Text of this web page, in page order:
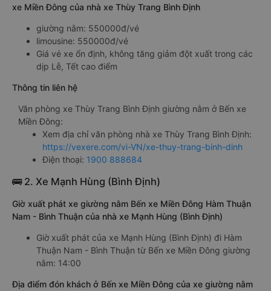
xe Miền Đông của nhà xe Thùy Trang Bình Định
giường nằm: 550000đ/vé
limousine: 550000đ/vé
Giá vé xe ổn định, không tăng giảm đột xuất trong các
dịp Lễ, Tết cao điểm
Thông tin liên hệ
Văn phòng xe Thùy Trang Bình Định giường nằm ở Bến xe
Miền Đông:
Xem địa chỉ văn phòng nhà xe Thùy Trang Bình Định:
https://vexere.com/vi-VN/xe-thuy-trang-binh-dinh
Điện thoại: 1900 888684
🚌 2. Xe Mạnh Hùng (Bình Định)
Giờ xuất phát xe giường nằm Bến xe Miền Đông Hàm Thuận
Nam - Bình Thuận của nhà xe Mạnh Hùng (Bình Định)
Giờ xuất phát của xe Mạnh Hùng (Bình Định) đi Hàm
Thuận Nam - Bình Thuận từ Bến xe Miền Đông giường
nằm: 14:00
Địa điểm đón khách ở Bến xe Miền Đông của xe giường nằm